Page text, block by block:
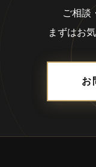
ご相談
まずはお
お